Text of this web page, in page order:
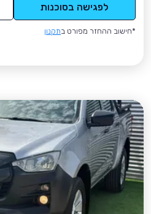
לפגישה בסוכנות
*חישוב ההחזר מפורט בתקנון